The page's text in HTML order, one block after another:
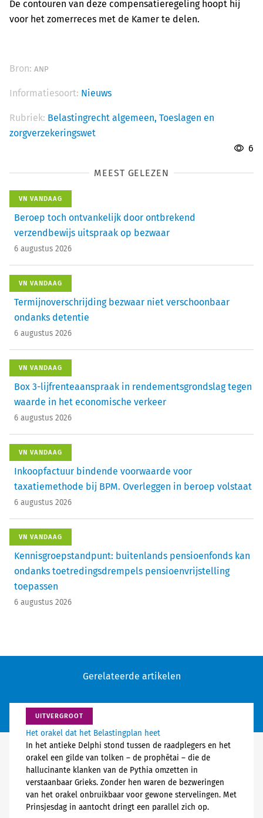
De contouren van deze compensatieregeling hoopt hij
voor het zomerreces met de Kamer te delen.
Bron: ANP
Informatiesoort: Nieuws
Rubriek: Belastingrecht algemeen, Toeslagen en
zorgverzekeringswet
6
MEEST GELEZEN
VN VANDAAG
Beroep toch ontvankelijk door ontbrekend
verzendbewijs uitspraak op bezwaar
6 augustus 2026
VN VANDAAG
Termijnoverschrijding bezwaar niet verschoonbaar
ondanks detentie
6 augustus 2026
VN VANDAAG
Box 3-lijfrenteaanspraak in rendementsgrondslag tegen
waarde in het economische verkeer
6 augustus 2026
VN VANDAAG
Inkoopfactuur bindende voorwaarde voor
taxatiemethode bij BPM. Overleggen in beroep volstaat
6 augustus 2026
VN VANDAAG
Kennisgroepstandpunt: buitenlands pensioenfonds kan
ondanks toetredingsdrempels pensioenvrijstelling
toepassen
6 augustus 2026
Gerelateerde artikelen
UITVERGROOT
Het orakel dat het Belastingplan heet
In het antieke Delphi stond tussen de raadplegers en het
orakel een gilde van tolken – de prophētai – die de
hallucinante klanken van de Pythia omzetten in
verstaanbaar Grieks. Zonder hen waren de bezweringen
van het orakel onbruikbaar voor gewone stervelingen. Met
Prinsjesdag in aantocht dringt een parallel zich op.